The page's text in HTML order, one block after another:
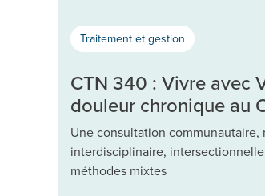
Traitement et gestion
CTN 340 : Vivre avec
douleur chronique au
Une consultation
interdisciplinaire,
méthodes mixtes